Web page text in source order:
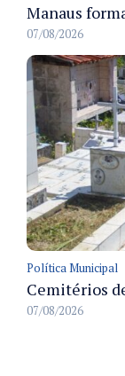
07/08/2026
Política Municipal
07/08/2026